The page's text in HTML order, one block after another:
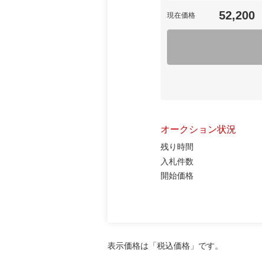
現在価格 52,200
オークション状況
残り時間
入札件数
開始価格
表示価格は「税込価格」です。